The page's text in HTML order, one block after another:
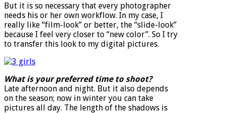
But it is so necessary that every photographer
needs his or her own workflow. In my case, I
really like “film-look” or better, the “slide-look”
because I feel very closer to “new color”. So I try
to transfer this look to my digital pictures.
What is your preferred time to shoot?
Late afternoon and night. But it also depends
on the season; now in winter you can take
pictures all day. The length of the shadows is